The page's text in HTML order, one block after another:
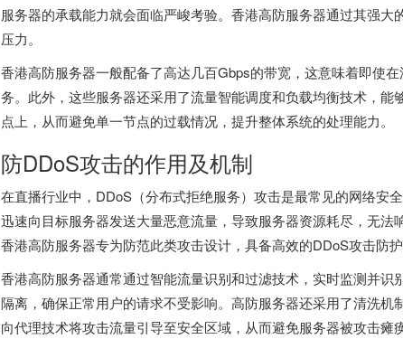
服务器的承载能力就会面临严峻考验。香港高防服务器通过其强
压力。
香港高防服务器一般配备了高达几百Gbps的带宽，这意味着即使
务。此外，这些服务器还采用了流量智能调度和负载均衡技术，
点上，从而避免单一节点的过载情况，提升整体系统的处理能力。
防DDoS攻击的作用及机制
在直播行业中，DDoS（分布式拒绝服务）攻击是最常见的网络安
迅速向目标服务器发送大量恶意流量，导致服务器资源耗尽，无法
香港高防服务器专为防范此类攻击设计，具备高效的DDoS攻击防护
香港高防服务器通常通过智能流量识别和过滤技术，实时监测并
隔离，确保正常用户的请求不受影响。高防服务器还采用了清洗
向代理技术将攻击流量引导至安全区域，从而避免服务器被攻击瘫痪